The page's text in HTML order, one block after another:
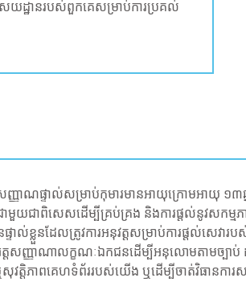
សយដ្ឋានរបស់ពួកគេសម្រាប់ការប្រគល់
ណផ្ទាល់សម្រាប់កុមារមានអាយុក្រោមអាយុ ១៣ឆ្
ជាពិសេសដើម្បីគ្រប់គ្រង និងការផ្តល់នូវសកម្មភ
ខ្លួនដែលត្រូវការអនុវត្តសម្រាប់ការផ្តល់សេវា
ាណាលក្ខណៈឯកជនដើម្បីអនុលោមតាមច្បាប់ ដំណ
សុវត្តិភាពគេហទំព័ររបស់យើង ឬដើម្បីចាត់វិធានកា